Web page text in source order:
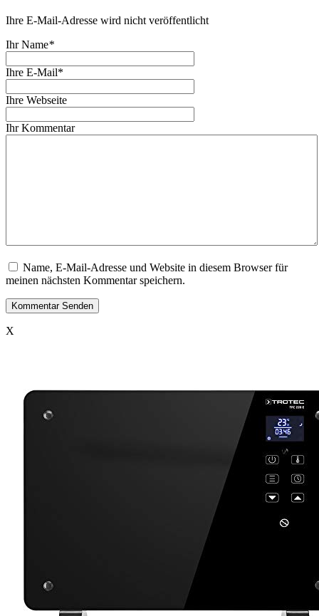
Ihre E-Mail-Adresse wird nicht veröffentlicht
Ihr Name*
Ihre E-Mail*
Ihre Webseite
Ihr Kommentar
Name, E-Mail-Adresse und Website in diesem Browser für
meinen nächsten Kommentar speichern.
X